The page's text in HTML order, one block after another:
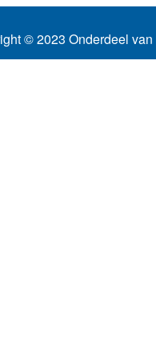
© 2023 Onderdeel van